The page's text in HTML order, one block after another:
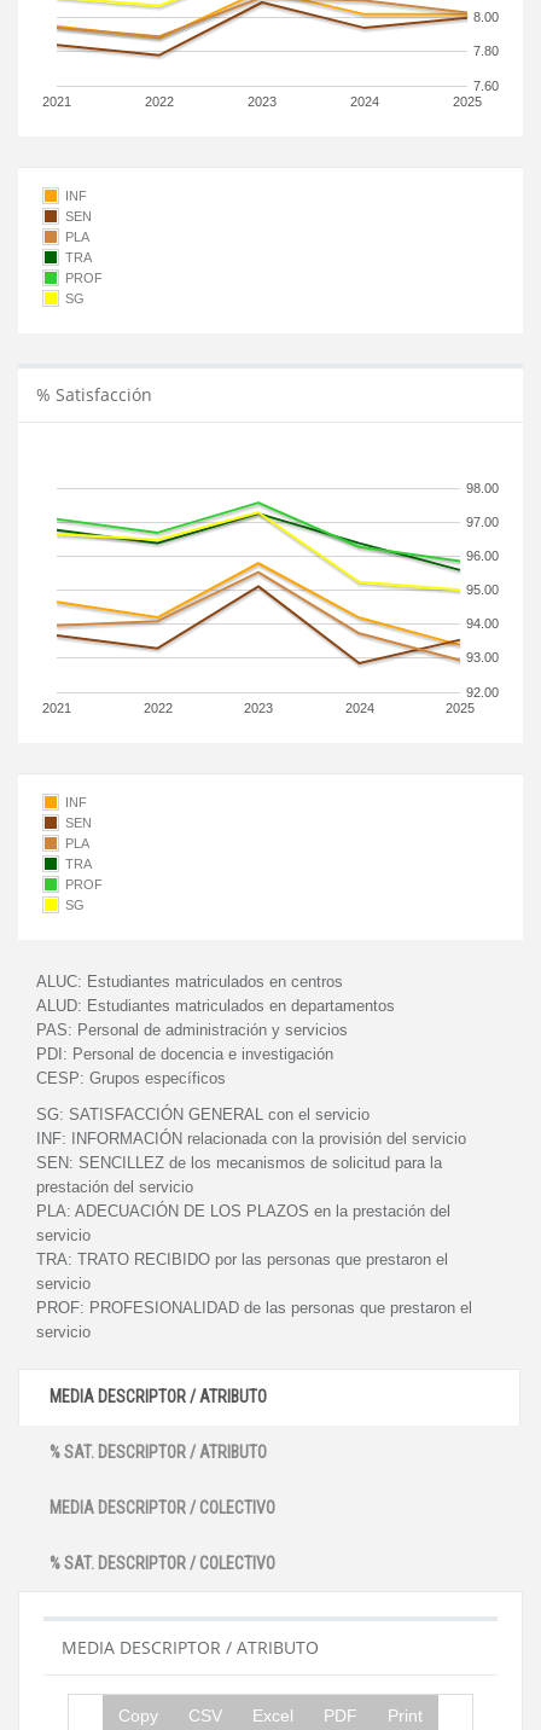
2021 2022 2023 2024 2025
7.60
7.80
8.00
INF
SEN
PLA
TRA
PROF
SG
% Satisfacción
2021 2022 2023 2024 2025
92.00
93.00
94.00
95.00
96.00
97.00
98.00
INF
SEN
PLA
TRA
PROF
SG
ALUC: Estudiantes matriculados en centros
ALUD: Estudiantes matriculados en departamentos
PAS: Personal de administración y servicios
PDI: Personal de docencia e investigación
CESP: Grupos específicos
SG: SATISFACCIÓN GENERAL con el servicio
INF:
INFORMACIÓN relacionada con la provisión del servicio
SEN: SENCILLEZ de los mecanismos de solicitud para la
prestación del servicio
PLA: ADECUACIÓN DE LOS PLAZOS en la prestación del
servicio
TRA: TRATO RECIBIDO por las personas que prestaron el
servicio
PROF: PROFESIONALIDAD de las personas que prestaron el
servicio
MEDIA DESCRIPTOR / ATRIBUTO
% SAT. DESCRIPTOR / ATRIBUTO
MEDIA DESCRIPTOR / COLECTIVO
% SAT. DESCRIPTOR / COLECTIVO
MEDIA DESCRIPTOR / ATRIBUTO
Copy CSV Excel PDF Print